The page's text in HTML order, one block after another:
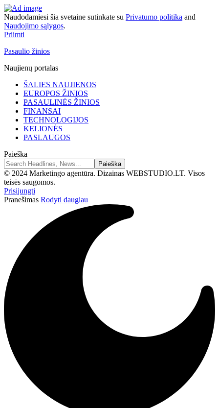
Naudodamiesi šia svetaine sutinkate su Privatumo politika and
Naudojimo sąlygos.
Priimti
Pasaulio žinios
Naujienų portalas
ŠALIES NAUJIENOS
EUROPOS ŽINIOS
PASAULINĖS ŽINIOS
FINANSAI
TECHNOLOGIJOS
KELIONĖS
PASLAUGOS
Paieška
© 2024 Marketingo agentūra. Dizainas WEBSTUDIO.LT. Visos
teisės saugomos.
Prisijungti
Pranešimas Rodyti daugiau